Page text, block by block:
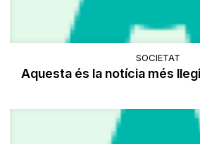
SOCIETAT
Aquesta és la notícia més